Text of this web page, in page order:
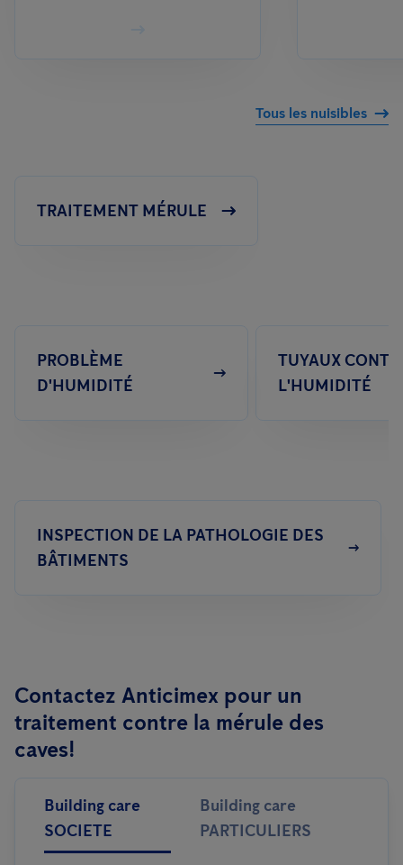
Tous les nuisibles
TRAITEMENT MÉRULE
PROBLÈME
D'HUMIDITÉ
TUYAUX
L'HUMIDITÉ
INSPECTION DE LA PATHOLOGIE DES
BÂTIMENTS
Contactez Anticimex pour un
traitement contre la mérule des
caves!
Building care
SOCIETE
Building care
PARTICULIERS